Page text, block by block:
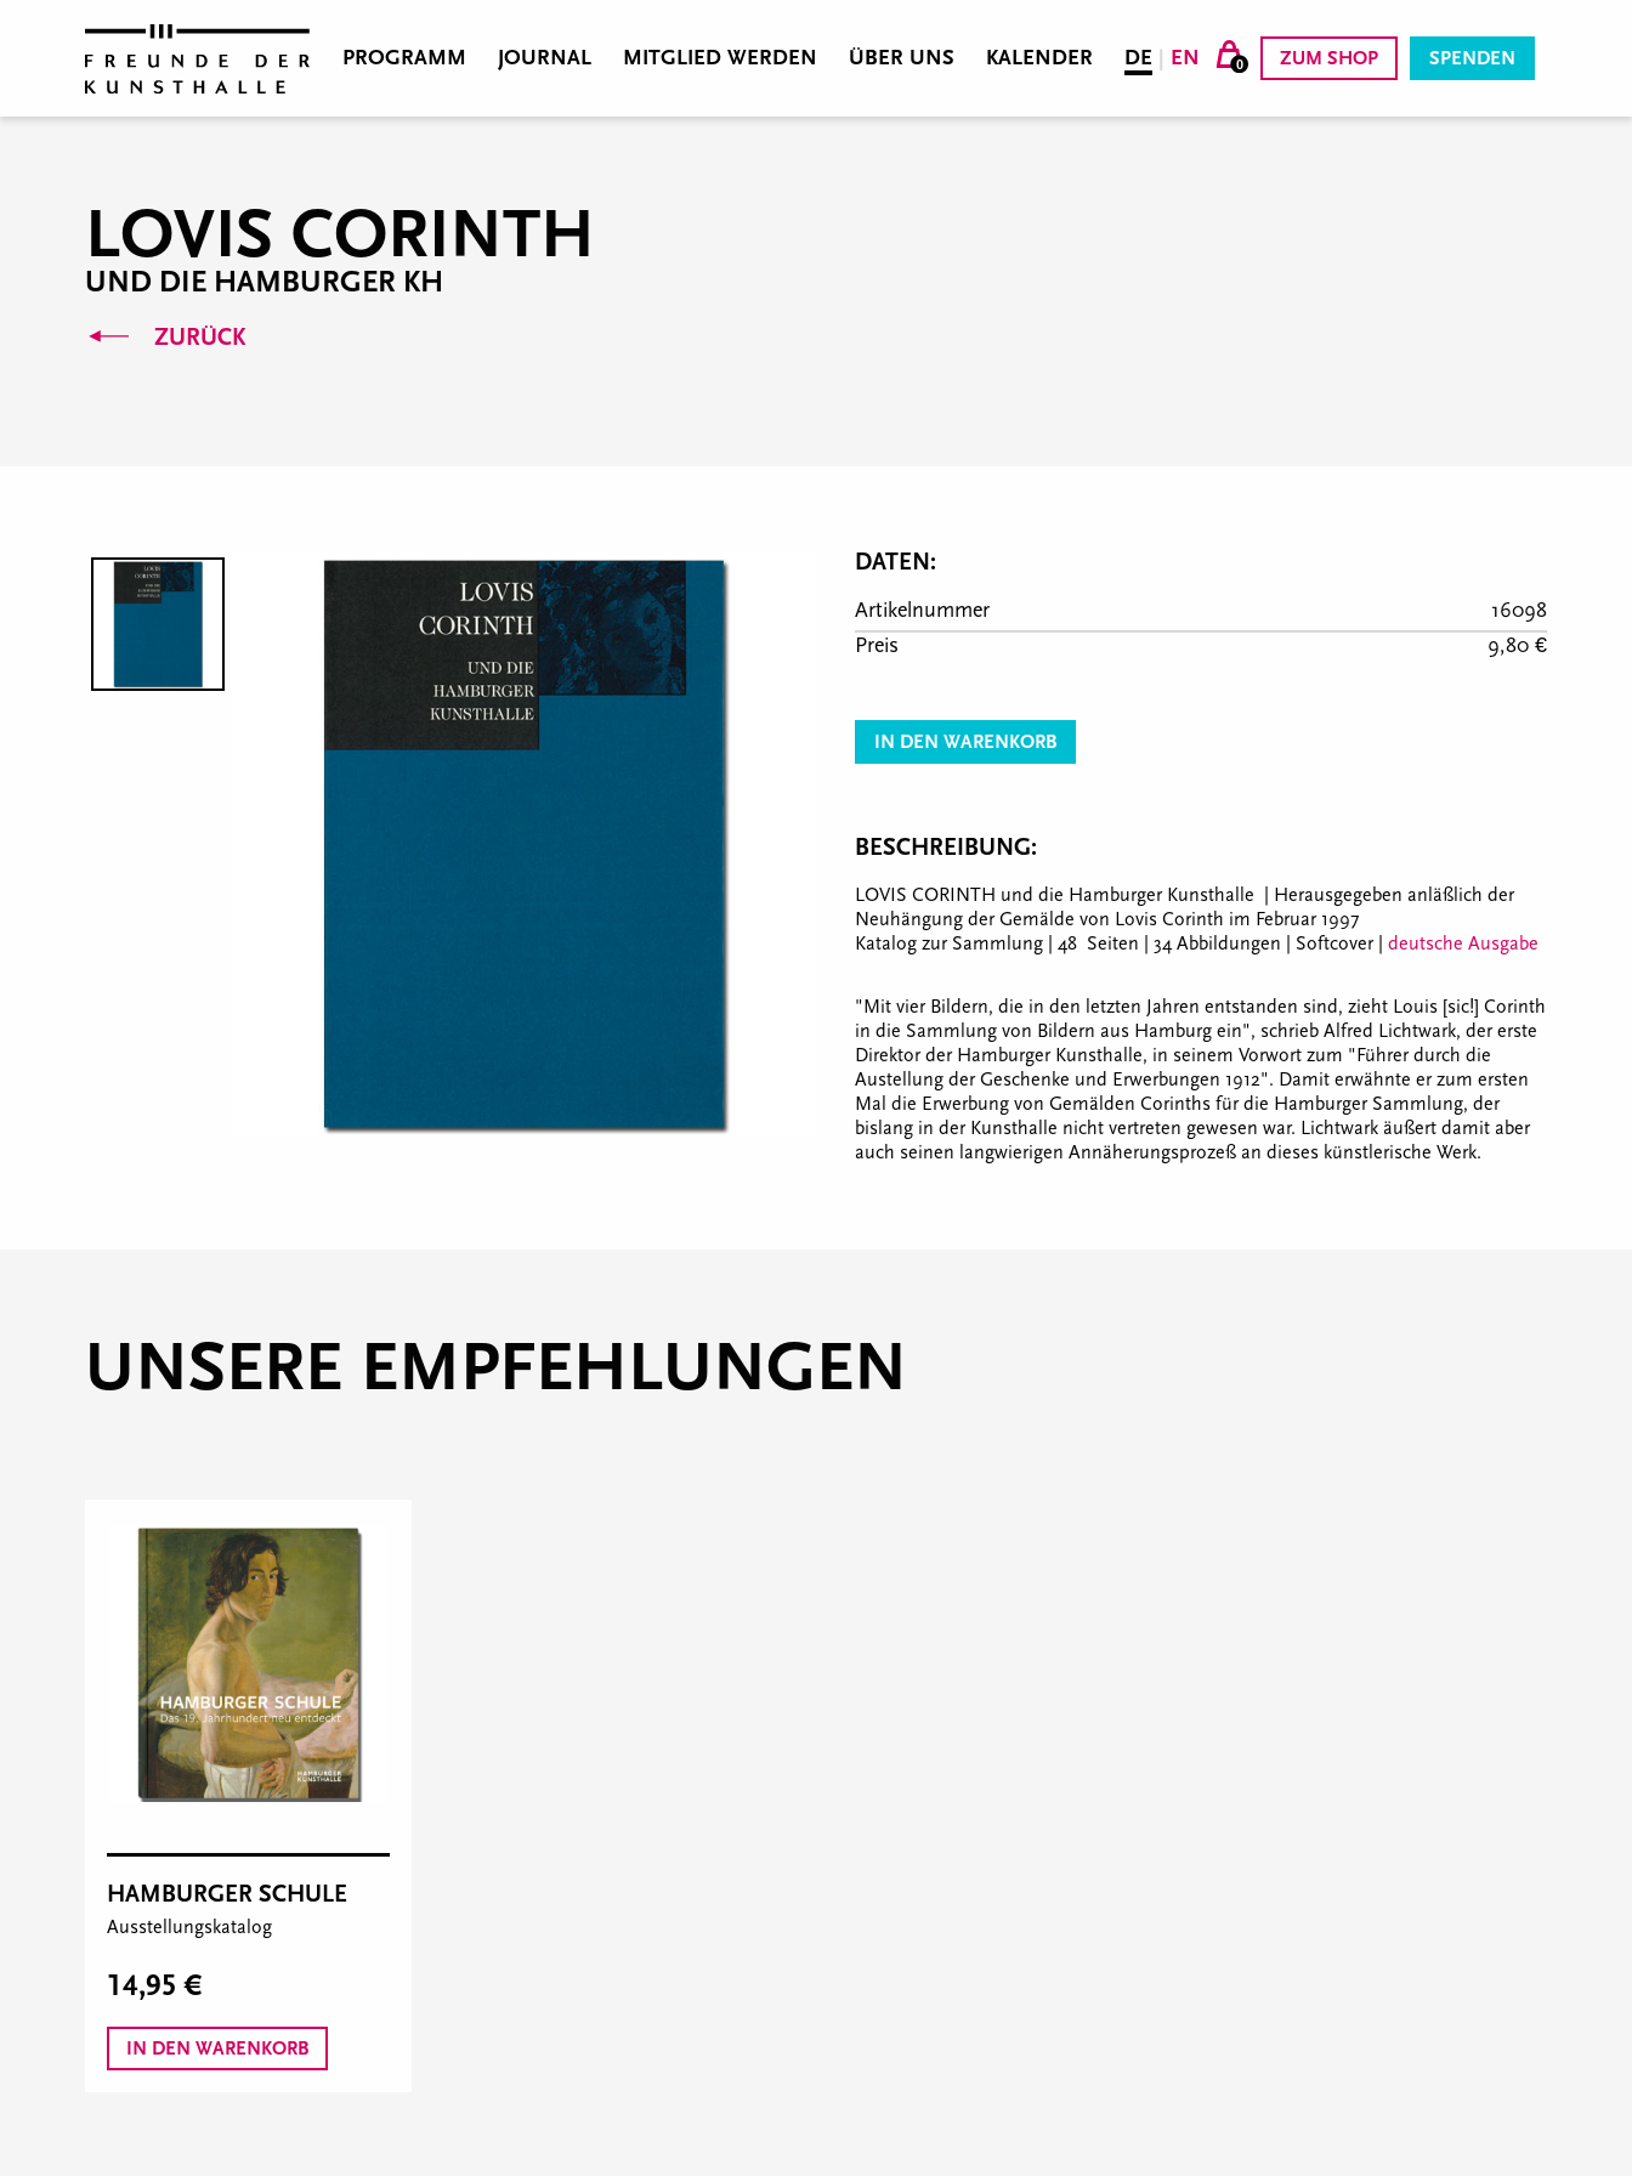
PROGRAMM JOURNAL MITGLIED WERDEN ÜBER UNS KALENDER DE EN 0 ZUM SHOP SPENDEN
LOVIS CORINTH
UND DIE HAMBURGER KH
ZURÜCK
DATEN:
Artikelnummer
16098
Preis
9,80 €
IN DEN WARENKORB
BESCHREIBUNG:
LOVIS CORINTH und die Hamburger Kunsthalle | Herausgegeben anläßlich der
Neuhängung der Gemälde von Lovis Corinth im Februar 1997
Katalog zur Sammlung | 48 Seiten | 34 Abbildungen | Softcover | deutsche Ausgabe
"Mit vier Bildern, die in den letzten Jahren entstanden sind, zieht Louis [sic!] Corinth
in die Sammlung von Bildern aus Hamburg ein", schrieb Alfred Lichtwark, der erste
Direktor der Hamburger Kunsthalle, in seinem Vorwort zum "Führer durch die
Austellung der Geschenke und Erwerbungen 1912". Damit erwähnte er zum ersten
Mal die Erwerbung von Gemälden Corinths für die Hamburger Sammlung, der
bislang in der Kunsthalle nicht vertreten gewesen war. Lichtwark äußert damit aber
auch seinen langwierigen Annäherungsprozeß an dieses künstlerische Werk.
UNSERE EMPFEHLUNGEN
HAMBURGER SCHULE
Ausstellungskatalog
14,95 €
IN DEN WARENKORB